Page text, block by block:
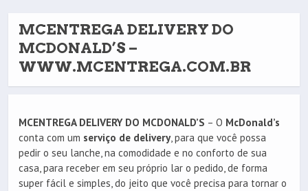
MCENTREGA DELIVERY DO
MCDONALD’S –
WWW.MCENTREGA.COM.BR
MCENTREGA DELIVERY DO MCDONALD’S – O McDonald’s
conta com um serviço de delivery, para que você possa
pedir o seu lanche, na comodidade e no conforto de sua
casa, para receber em seu próprio lar o pedido, de forma
super fácil e simples, do jeito que você precisa para tornar o